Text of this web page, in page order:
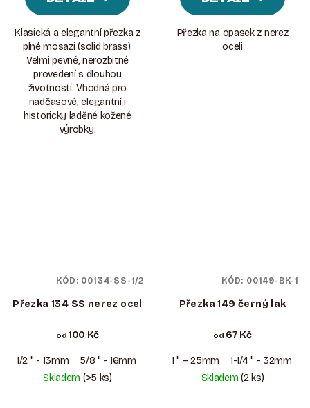
Klasická a elegantní přezka z
plné mosazi (solid brass).
Velmi pevné, nerozbitné
provedení s dlouhou
životností. Vhodná pro
nadčasové, elegantní i
historicky laděné kožené
výrobky.
Přezka na opasek z nerez
oceli
Přezka 134 SS nerez ocel
od 100 Kč
1/2 " - 13mm 5/8 " - 16mm 3/4 " - 19mm
1 " – 25mm
Skladem (>5 ks)
KÓD: 00134-SS-1/2
Přezka 149 černý lak
od 67 Kč
1 " – 25mm 1-1/4 " - 32mm
Skladem(2 ks)
KÓD: 00149-BK-1